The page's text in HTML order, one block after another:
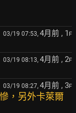
03/19 07:53, 4月前 , 1 F
03/19 08:13, 4月前 , 2F
03/19 08:27, 4月前 , 3F
，另外卡萊爾